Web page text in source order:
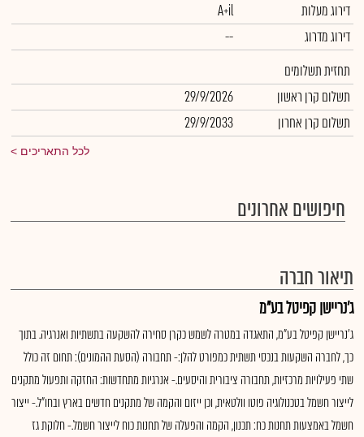
דירוג מעלות
A+il
דירוג מדרוג
--
תחזית תשלומים
תשלום קרן ראשון
29/9/2026
תשלום קרן אחרון
29/9/2033
לכל התאריכים
חיפושים אחרונים
תיאור חברה
ג'נריישן קפיטל בע"מ
ג'נריישן קפיטל בע"מ, התאגדה במטרה לשמש כקרן סחירה להשקעה בתשתיות ואנרגיה. בתוך
כך, לחברה השקעות בנכסי תשתית כמפורט להלן:- תחבורה (הסעת ההמונים): תחום זה כולל
שתי פעילויות מרכזיות, תחבורה ציבורית והיסעים.- אנרגיות מתחדשות: החזקה ותפעול מתקנים
לייצור חשמל בטכנולוגיה פוטו וולטאית, וכן ייזום והקמה של מתקנים חדשים בארץ ובחו"ל.- ייצור
חשמל באמצעות תחנות כח: תכנון, הקמה והפעלה של תחנות כוח לייצור חשמל.- חלוקת גז